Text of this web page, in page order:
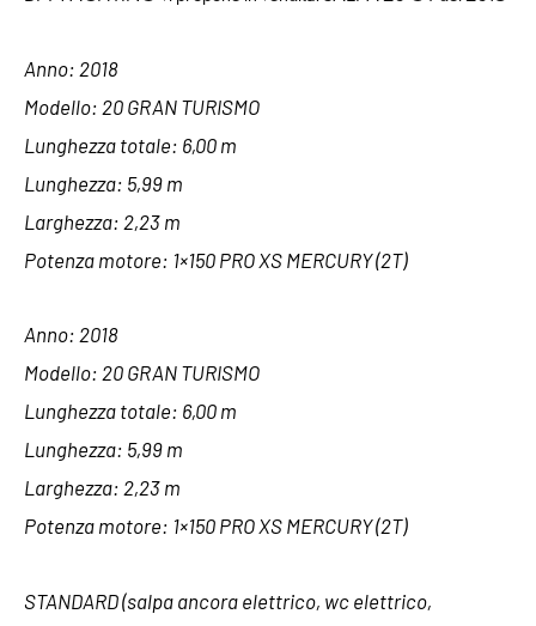
Anno: 2018
Modello: 20 GRAN TURISMO
Lunghezza totale: 6,00 m
Lunghezza: 5,99 m
Larghezza: 2,23 m
Potenza motore: 1×150 PRO XS MERCURY (2T)
Anno: 2018
Modello: 20 GRAN TURISMO
Lunghezza totale: 6,00 m
Lunghezza: 5,99 m
Larghezza: 2,23 m
Potenza motore: 1×150 PRO XS MERCURY (2T)
STANDARD (salpa ancora elettrico, wc elettrico,